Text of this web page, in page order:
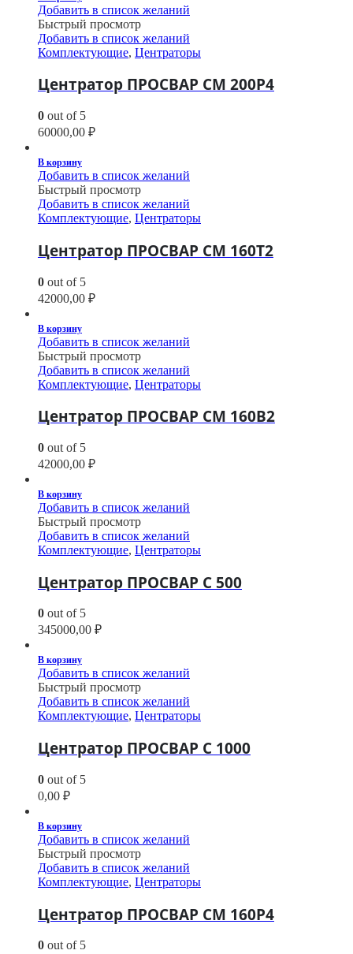
Добавить в список желаний
Быстрый просмотр
Добавить в список желаний
Комплектующие, Центраторы
Центратор ПРОСВАР СМ 200Р4
0 out of 5
60000,00 ₽
В корзину
Добавить в список желаний
Быстрый просмотр
Добавить в список желаний
Комплектующие, Центраторы
Центратор ПРОСВАР СМ 160Т2
0 out of 5
42000,00 ₽
В корзину
Добавить в список желаний
Быстрый просмотр
Добавить в список желаний
Комплектующие, Центраторы
Центратор ПРОСВАР СМ 160В2
0 out of 5
42000,00 ₽
В корзину
Добавить в список желаний
Быстрый просмотр
Добавить в список желаний
Комплектующие, Центраторы
Центратор ПРОСВАР С 500
0 out of 5
345000,00 ₽
В корзину
Добавить в список желаний
Быстрый просмотр
Добавить в список желаний
Комплектующие, Центраторы
Центратор ПРОСВАР С 1000
0 out of 5
0,00 ₽
В корзину
Добавить в список желаний
Быстрый просмотр
Добавить в список желаний
Комплектующие, Центраторы
Центратор ПРОСВАР СМ 160Р4
0 out of 5